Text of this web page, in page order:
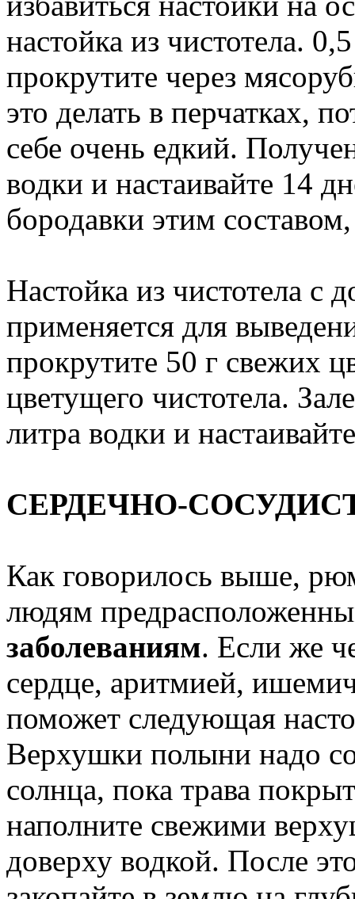
настойка из чистотела.
прокрутите через
это делать в перчатках,
себе очень едкий.
водки и настаивайте 14
бородавки этим
Настойка из чистотела с
применяется для
прокрутите 50 г свежих
цветущего чистотела.
литра водки и
СЕРДЕЧНО-
Как говорилось выше,
людям
заболеваниям. Если же
сердце, аритмией,
поможет следующая
Верхушки полыни надо
солнца, пока трава
наполните свежими
доверху водкой. После